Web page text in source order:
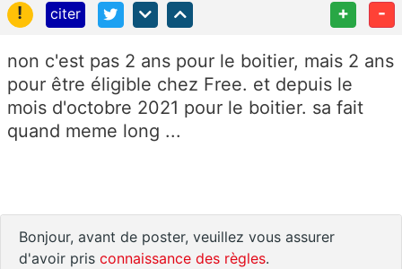
!
citer + -
non c'est pas 2 ans pour le boitier, mais 2 ans
pour être éligible chez Free. et depuis le
mois d'octobre 2021 pour le boitier. sa fait
quand meme long ...
Bonjour, avant de poster, veuillez vous assurer
d'avoir pris connaissance des règles.